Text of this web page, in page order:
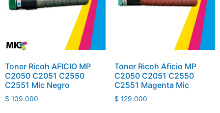
Toner Ricoh AFICIO MP
C2050 C2051 C2550
C2551 Mic Negro
$ 109.000
Toner Ricoh Aficio MP
C2050 C2051 C2550
C2551 Magenta Mic
$ 129.000